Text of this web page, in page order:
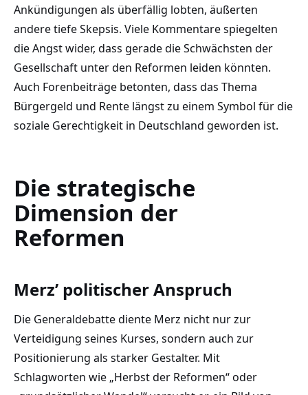
Ankündigungen als überfällig lobten, äußerten
andere tiefe Skepsis. Viele Kommentare spiegelten
die Angst wider, dass gerade die Schwächsten der
Gesellschaft unter den Reformen leiden könnten.
Auch Forenbeiträge betonten, dass das Thema
Bürgergeld und Rente längst zu einem Symbol für die
soziale Gerechtigkeit in Deutschland geworden ist.
Die strategische
Dimension der
Reformen
Merz’ politischer Anspruch
Die Generaldebatte diente Merz nicht nur zur
Verteidigung seines Kurses, sondern auch zur
Positionierung als starker Gestalter. Mit
Schlagworten wie „Herbst der Reformen“ oder